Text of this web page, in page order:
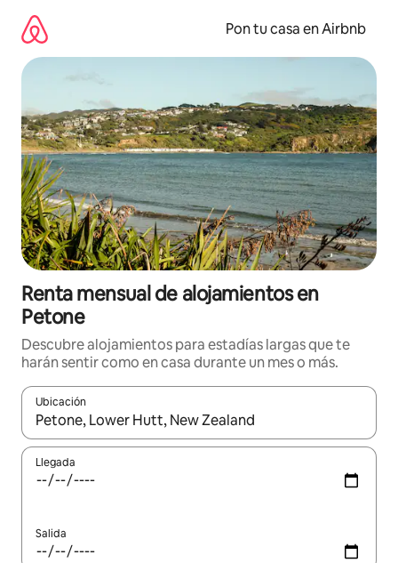
contenido
Pon tu casa en Airbnb
Renta mensual de alojamientos en
Petone
Descubre alojamientos para estadías largas que te
harán sentir como en casa durante un mes o más.
Ubicación
Cuando los resultados estén disponibles, navega con las
Llegada
Salida